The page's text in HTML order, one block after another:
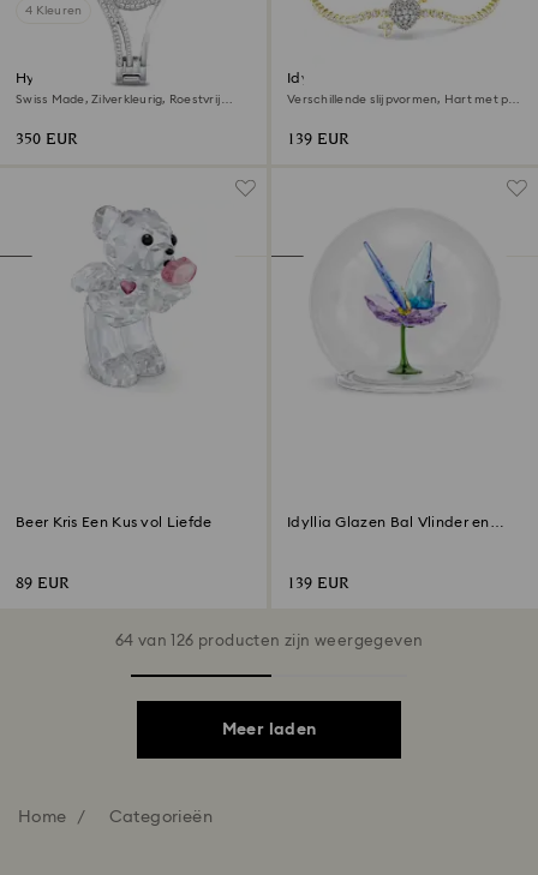
4 Kleuren
Hyperbola armbandhorloge
Swiss Made, Zilverkleurig, Roestvrij
350 EUR
Idyllia armband
Verschillende slijpvormen, Hart met pijl,
139 EUR
Beer Kris Een Kus vol Liefde
89 EUR
Idyllia Glazen Bal Vlinder en
139 EUR
64 van 126 producten zijn weergegeven
Meer laden
Home Categorieën